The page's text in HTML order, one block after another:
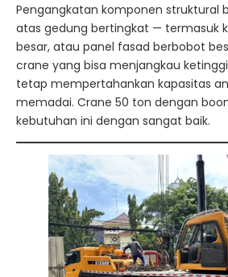
Pengangkatan komponen struktural
atas gedung bertingkat — termasuk
besar, atau panel fasad berbobot
crane yang bisa menjangkau
tetap mempertahankan kapasitas
memadai. Crane 50 ton dengan
kebutuhan ini dengan sangat baik.